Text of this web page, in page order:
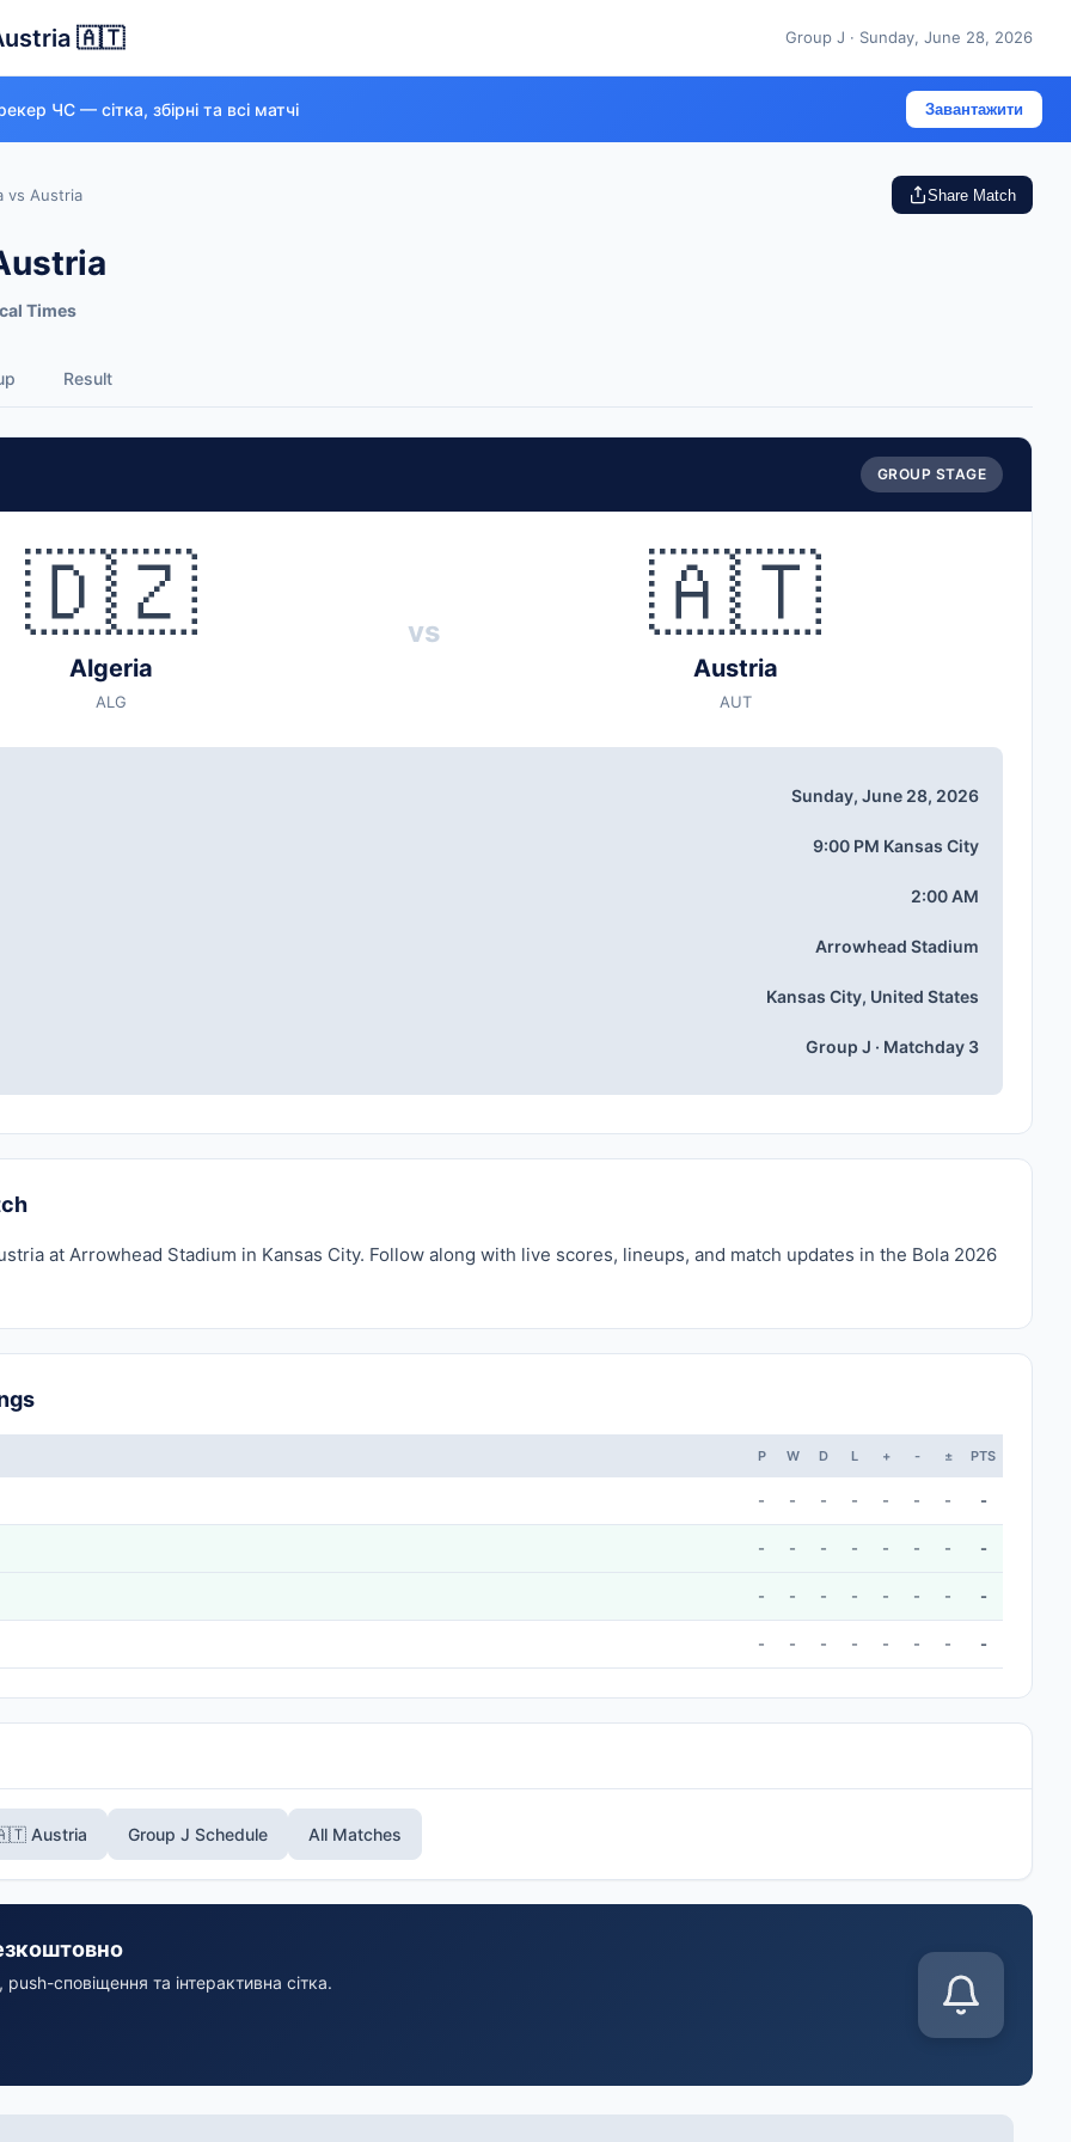
🇦🇹 Group J · Sunday, June 28, 2026
ЧС — сітка, збірні та всі матчі Завантажити
vs Austria Share Match
Times
Result
🇦🇹 Austria (AUT)
local time)
76,416)
GROUP STAGE
🇩🇿
Algeria
ALG
vs 🇦🇹
Austria
AUT
Sunday, June 28, 2026
9:00 PM Kansas City
2:00 AM
Arrowhead Stadium
Kansas City, United States
Group J · Matchday 3
at Arrowhead Stadium in Kansas City. Follow along with live scores, lineups, and match updates in the Bola 2026
P W D L + - ± PTS
- - - - - - - -
- - - - - - - -
- - - - - - - -
- - - - - - - -
Austria Group J Schedule All Matches
сповіщення та інтерактивна сітка.